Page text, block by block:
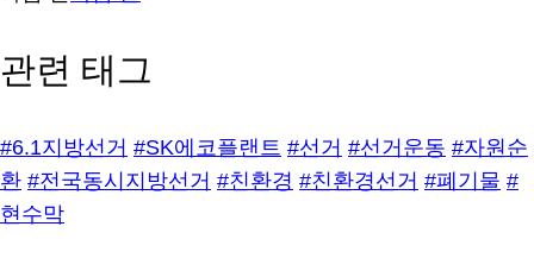
관련 태그
#6.1지방선거 #SK에코플랜트 #선거 #선거운동 #자원순
환 #전국동시지방선거 #친환경 #친환경선거 #폐기물 #
현수막